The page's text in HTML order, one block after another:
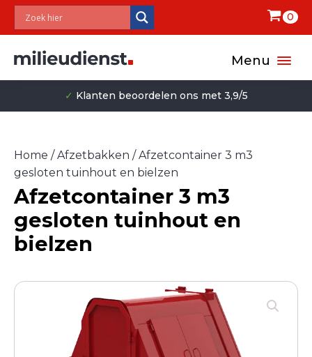
0
Menu
Klanten beoordelen ons met 3,9/5
Home /Afzetbakken / Afzetcontainer 3 m3
gesloten tuinhout en bielzen
Afzetcontainer 3 m3
gesloten tuinhout en
bielzen